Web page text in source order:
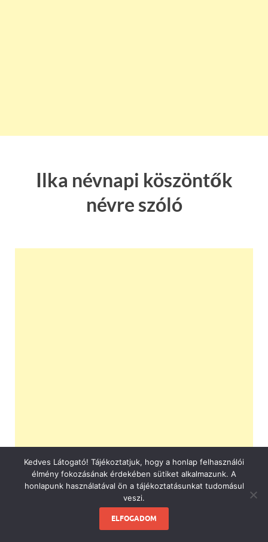
Ilka névnapi köszöntők
névre szóló
Kedves Látogató! Tájékoztatjuk, hogy a honlap felhasználói
élmény fokozásának érdekében sütiket alkalmazunk. A
honlapunk használatával ön a tájékoztatásunkat tudomásul
veszi.
ELFOGADOM